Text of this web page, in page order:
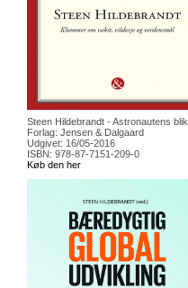
Steen Hildebrandt - Astronautens blik
Forlag: Jensen & Dalgaard
Udgivet: 16/05-2016
ISBN: 978-87-7151-209-0
Køb den her